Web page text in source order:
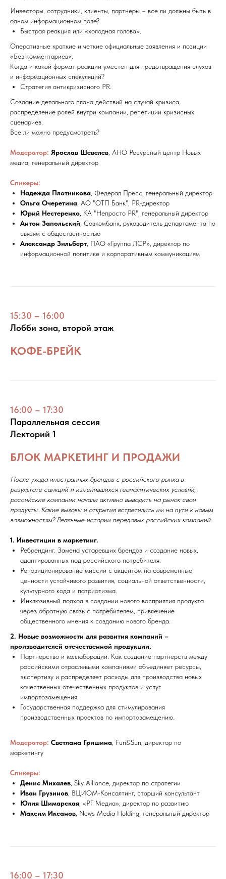
Инвесторы, сотрудники, клиенты, партнеры – все ли должны быть в
одном информационном поле?
Быстрая реакция или «холодная голова».
Оперативные краткие и четкие официальные заявления и позиции
«Без комментариев».
Когда и какой формат реакции уместен для предотвращения слухов
и информационных спекуляций?
Стратегия антикризисного PR.
Создание детального плана действий на случай кризиса,
распределение ролей внутри компании, репетиции кризисных
сценариев.
Все ли можно предусмотреть?
Модератор: Ярослав Шевелев , АНО Ресурсный центр Новых
медиа, генеральный директор
Спикеры:
Надежда Плотникова , Федерал Пресс, генеральный директор
Ольга Очеретина , АО "ОТП Банк", PR-директор
Юрий Нестеренко , КА "Непросто PR", генеральный директор
Антон Запольский , Совкомбанк, руководитель департамента по
связям с общественностью
Александр Зильберт , ПАО «Группа ЛСР», директор по
информационной политике и корпоративным коммуникациям
15:30 – 16:00
Лобби зона, второй этаж
КОФЕ-БРЕЙК
16:00 – 17:30
Параллельная сессия
Лекторий 1
БЛОК МАРКЕТИНГ И ПРОДАЖИ
После ухода иностранных брендов с российского рынка в
результате санкций и изменившихся геополитических условий,
российские компании начали активно выводить на рынок свои
продукты. Какие вызовы и открытия встретились им на пути к новым
возможностям? Реальные истории передовых российских компаний.
1. Инвестиции в маркетинг.
Ребрендинг. Замена устаревших брендов и создание новых,
адаптированных под российского потребителя.
Репозиционирование миссии с акцентом на современные
ценности устойчивого развития, социальной ответственности,
культурного кода и патриотизма.
Инклюзивный подход в создании нового восприятия продукта
через обратную связь с потребителем, привлечение
общественного мнения к созданию нового бренда.
2. Новые возможности для развития компаний –
производителей отечественной продукции.
Партнерство и коллаборации. Как создание партнерств между
российскими отраслевыми компаниями объединяет ресурсы,
экспертизу и распределяет расходы для производства новых
качественных отечественных продуктов и услуг
импортозамещения.
Государственная поддержка для стимулирования
производственных проектов по импортозамещению.
Модератор: Светлана Гришина , Fun&Sun, директор по
маркетингу
Спикеры:
Денис Михалев , Sky Alliance, директор по стратегии
Иван Грузинов , ВЦИОМ-Консалтинг, старший консультант
Юлия Шимарская , «РГ Медиа», директор по развитию
Максим Иксанов , News Media Holding, генеральный директор
16:00 – 17:30